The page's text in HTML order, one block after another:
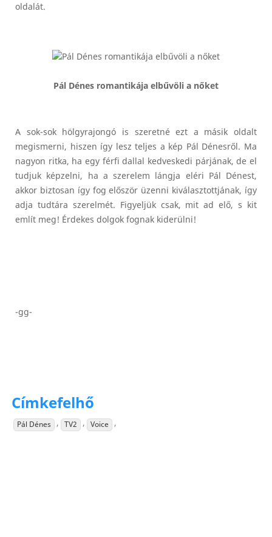
oldalát.
Pál Dénes romantikája elbűvöli a nőket
A sok-sok hölgyrajongó is szeretné ezt a másik oldalt
megismerni, hiszen így lesz teljes a kép Pál Dénesről. Ma
nagyon ritka, ha egy férfi dallal kedveskedi párjának, de el
tudjuk képzelni, ha a szerelem lángja eléri Pál Dénest,
akkor biztosan így fog először üzenni kiválasztottjának, így
adja tudtára szerelmét. Figyeljük csak, mit ad elő, s kit
említ meg! Érdekes dolgok fognak kiderülni!
-gg-
Címkefelhő
Pál Dénes , TV2 , Voice ,